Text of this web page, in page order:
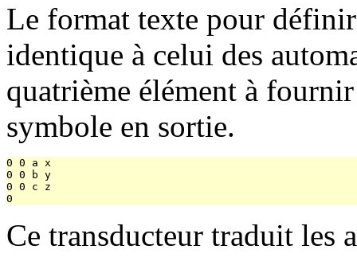
Le format texte pour
identique à celui des
quatrième élément à
symbole en sortie.
0 0 a x
0 0 b y
0 0 c z
Ce transducteur traduit les